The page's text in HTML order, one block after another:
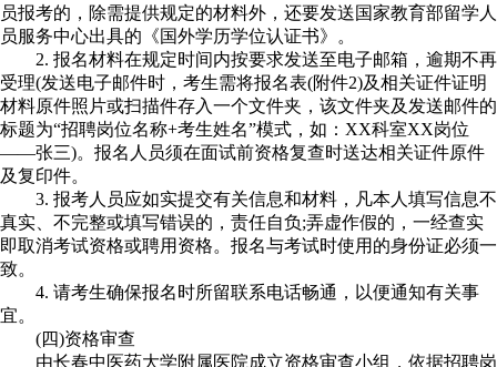
员报考的，除需提供规定的材料外，还要发送国家教育部留学人
员服务中心出具的《国外学历学位认证书》。
2. 报名材料在规定时间内按要求发送至电子邮箱，逾期不再
受理(发送电子邮件时，考生需将报名表(附件2)及相关证件证明
材料原件照片或扫描件存入一个文件夹，该文件夹及发送邮件的
标题为“招聘岗位名称+考生姓名”模式，如：XX科室XX岗位
——张三)。报名人员须在面试前资格复查时送达相关证件原件
及复印件。
3. 报考人员应如实提交有关信息和材料，凡本人填写信息不
真实、不完整或填写错误的，责任自负;弄虚作假的，一经查实
即取消考试资格或聘用资格。报名与考试时使用的身份证必须一
致。
4. 请考生确保报名时所留联系电话畅通，以便通知有关事
宜。
(四)资格审查
由长春中医药大学附属医院成立资格审查小组，依据招聘岗